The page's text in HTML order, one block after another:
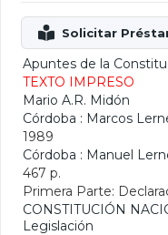
Apuntes de la
TEXTO IMPRESO
Mario A.R. Midón
Córdoba : Marcos
1989
Córdoba : Manuel
467 p.
Primera Parte:
CONSTITUCIÓN
Legislación